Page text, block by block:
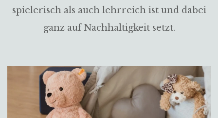
spielerisch als auch lehrreich ist und dabei
ganz auf Nachhaltigkeit setzt.